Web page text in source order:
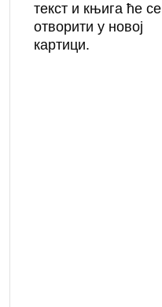
текст и књига ће се
отворити у новој
картици.